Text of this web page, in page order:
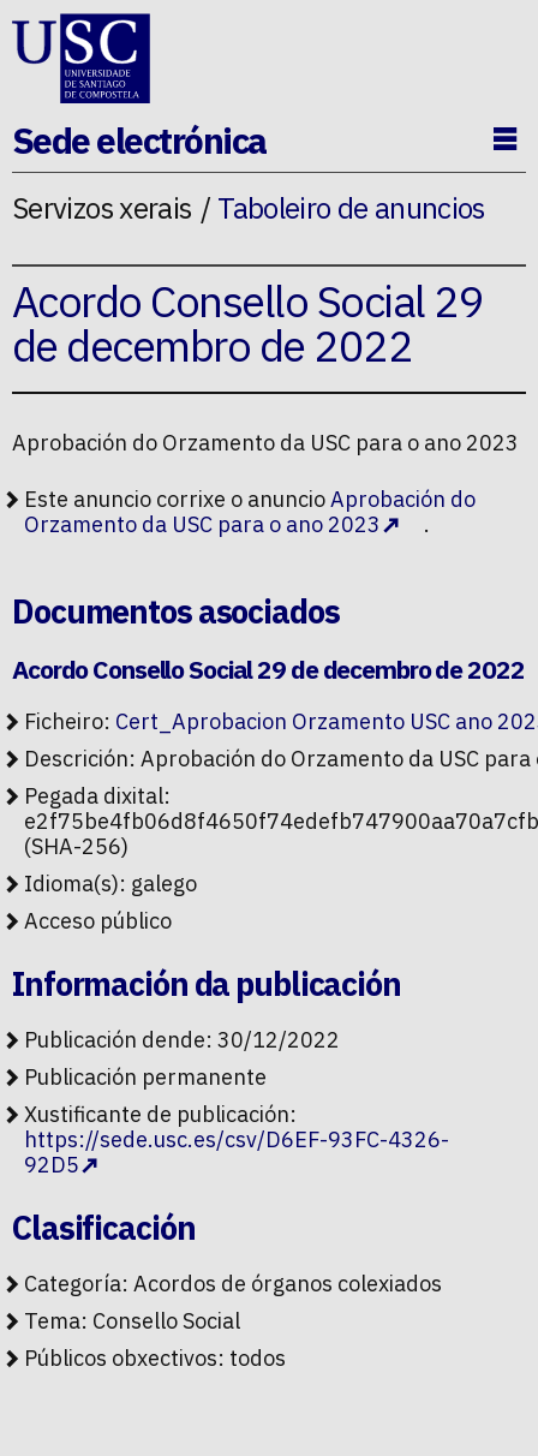
Ir ao contido da p�xina
Sede electrónica
Servizos xerais Taboleiro de anuncios
Acordo Consello Social 29
de decembro de 2022
Aprobación do Orzamento da USC para o ano 2023
Este anuncio corrixe o anuncioAprobación do
Orzamento da USC para o ano 2023
.
Documentos asociados
Acordo Consello Social 29 de decembro de 2022
Ficheiro: Cert_Aprobacion Orzamento USC ano
Descrición: Aprobación do Orzamento da USC
Pegada dixital:
(SHA-256)
Idioma(s): galego
Acceso público
Información da publicación
Publicación dende: 30/12/2022
Publicación permanente
Xustificante de publicación:
https://sede.usc.es/csv/D6EF-93FC-4326-
92D5
Clasificación
Categoría: Acordos de órganos colexiados
Tema: Consello Social
Públicos obxectivos: todos